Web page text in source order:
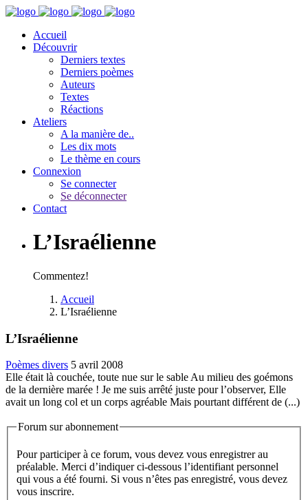
Accueil
Découvrir
Derniers textes
Derniers poèmes
Auteurs
Textes
Réactions
Ateliers
A la manière de..
Les dix mots
Le thème en cours
Connexion
Se connecter
Se déconnecter
Contact
L’Israélienne
Commentez!
Accueil
L’Israélienne
L’Israélienne
Poèmes divers 5 avril 2008
Elle était là couchée, toute nue sur le sable Au milieu des goémons
de la dernière marée ! Je me suis arrêté juste pour l’observer, Elle
avait un long col et un corps agréable Mais pourtant différent de (...)
Forum sur abonnement
Pour participer à ce forum, vous devez vous enregistrer au
préalable. Merci d’indiquer ci-dessous l’identifiant personnel
qui vous a été fourni. Si vous n’êtes pas enregistré, vous devez
vous inscrire.